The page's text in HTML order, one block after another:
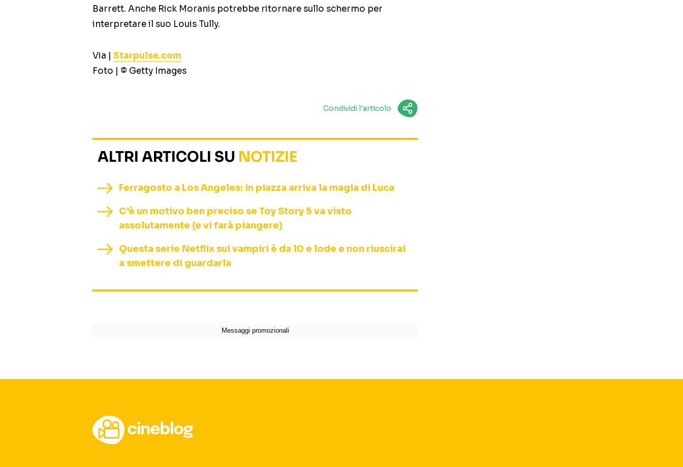
Barrett. Anche Rick Moranis potrebbe ritornare sullo schermo per
interpretare il suo Louis Tully.
Via | Starpulse.com
Foto | © Getty Images
Condividi l'articolo
ALTRI ARTICOLI SU NOTIZIE
Ferragosto a Los Angeles: in piazza arriva la magia di Luca
C’è un motivo ben preciso se Toy Story 5 va visto
assolutamente (e vi farà piangere)
Questa serie Netflix sui vampiri è da 10 e lode e non riuscirai
a smettere di guardarla